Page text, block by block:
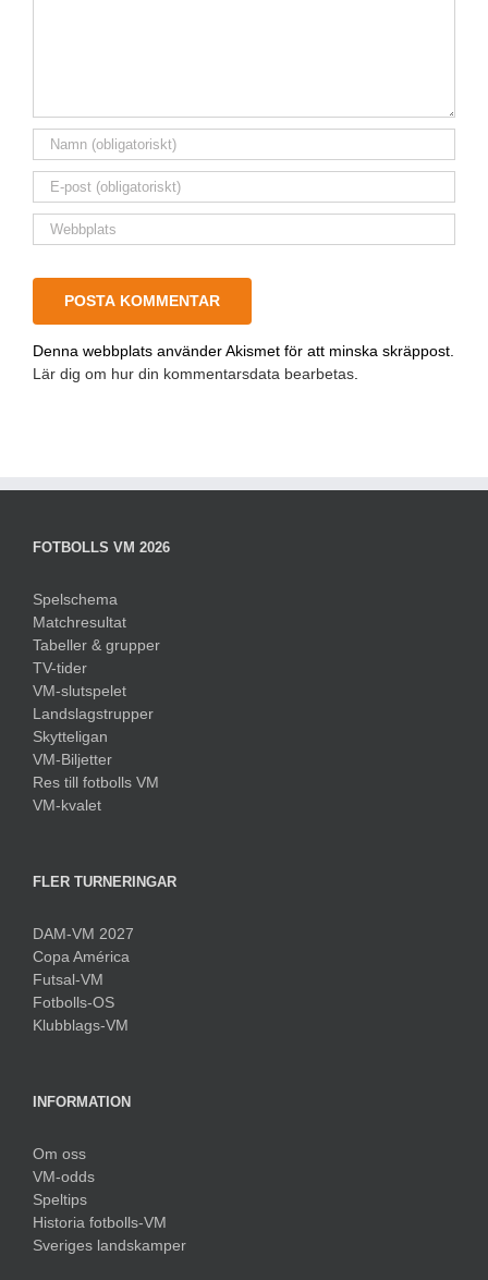
Denna webbplats använder Akismet för att minska skräppost.
Lär dig om hur din kommentarsdata bearbetas.
FOTBOLLS VM 2026
Spelschema
Matchresultat
Tabeller & grupper
TV-tider
VM-slutspelet
Landslagstrupper
Skytteligan
VM-Biljetter
Res till fotbolls VM
VM-kvalet
FLER TURNERINGAR
DAM-VM 2027
Copa América
Futsal-VM
Fotbolls-OS
Klubblags-VM
INFORMATION
Om oss
VM-odds
Speltips
Historia fotbolls-VM
Sveriges landskamper